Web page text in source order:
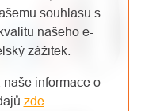
souhlasu s
našeho e-
zážitek.
informace o
zde.